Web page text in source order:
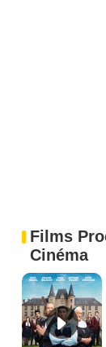
Films
Cinéma